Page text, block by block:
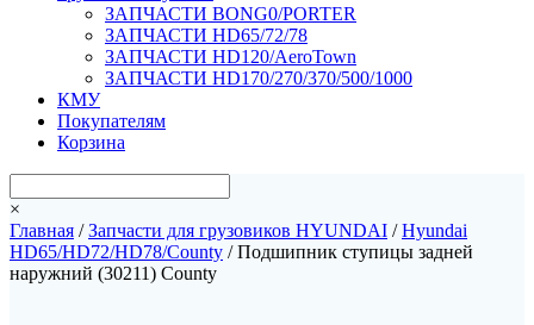
ЗАПЧАСТИ BONG0/PORTER
ЗАПЧАСТИ HD65/72/78
ЗАПЧАСТИ HD120/AeroTown
ЗАПЧАСТИ HD170/270/370/500/1000
КМУ
Покупателям
Корзина
×
Главная /Запчасти для грузовиков HYUNDAI /Hyundai
HD65/HD72/HD78/County / Подшипник ступицы задней
наружний (30211) County